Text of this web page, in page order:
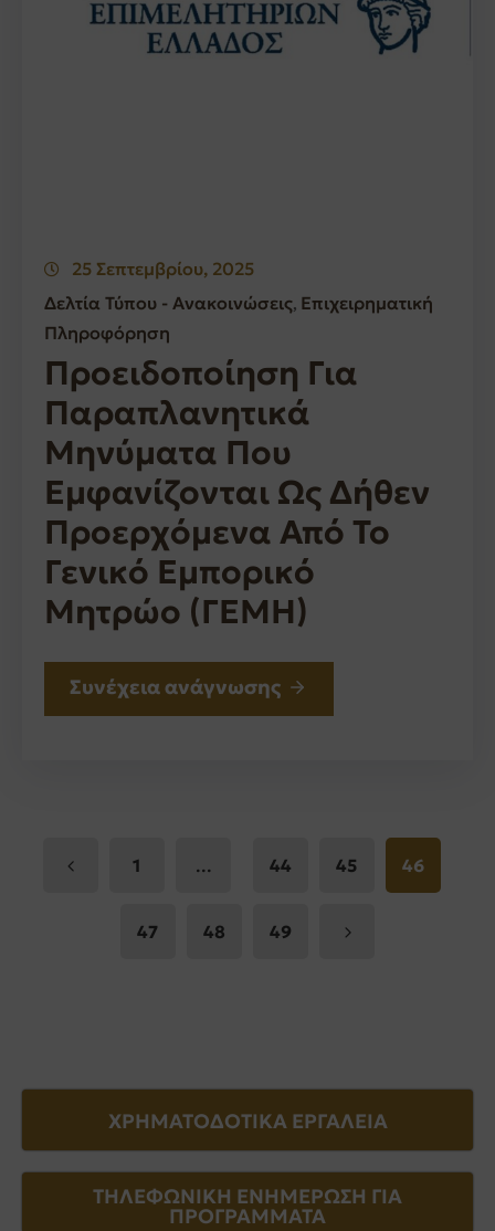
25 Σεπτεμβρίου, 2025
Δελτία Τύπου - Ανακοινώσεις‚ Επιχειρηματική
Πληροφόρηση
Προειδοποίηση Για
Παραπλανητικά
Μηνύματα Που
Εμφανίζονται Ως Δήθεν
Προερχόμενα Από Το
Γενικό Εμπορικό
Μητρώο (ΓΕΜΗ)
Συνέχεια ανάγνωσης
1 ... 44 45 46
47 48 49
ΧΡΗΜΑΤΟΔΟΤΙΚΑ ΕΡΓΑΛΕΙΑ
ΤΗΛΕΦΩΝΙΚΗ ΕΝΗΜΕΡΩΣΗ ΓΙΑ
ΠΡΟΓΡΑΜΜΑΤΑ